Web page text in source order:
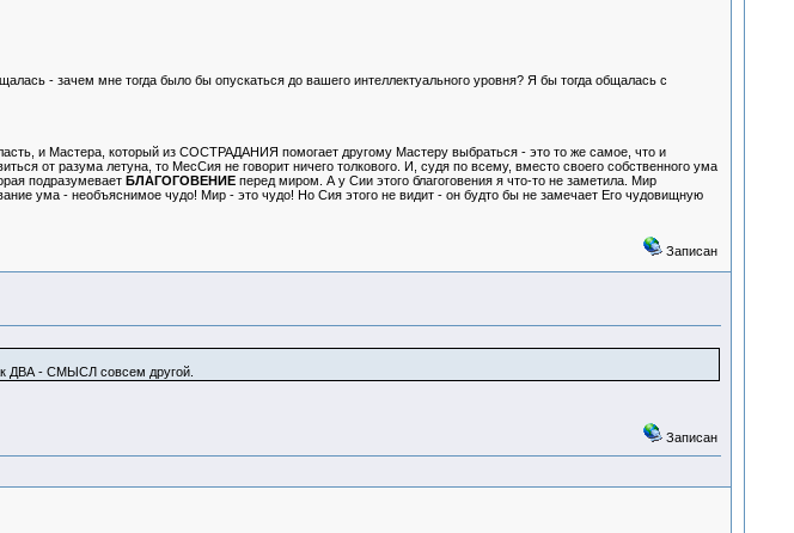
- зачем мне тогда было бы опускаться до вашего интеллектуального уровня? Я бы тогда общалась с
и Мастера, который из СОСТРАДАНИЯ помогает другому Мастеру выбраться - это то же самое, что и
от разума летуна, то МесСия не говорит ничего толкового. И, судя по всему, вместо своего собственного ума
подразумевает БЛАГОГОВЕНИЕперед миром. А у Сии этого благоговения я что-то не заметила. Мир
ума - необъяснимое чудо! Мир - это чудо! Но Сия этого не видит - он будто бы не замечает Его чудовищную
Записан
ДВА - СМЫСЛ совсем другой.
Записан